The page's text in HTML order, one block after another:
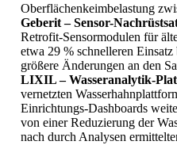
Oberflächenkeimbelastung
Geberit – Sensor-
Retrofit-Sensormodulen für
etwa 29 % schnelleren
größere Änderungen an den
LIXIL – Wasseranalytik-
vernetzten
Einrichtungs-Dashboards
von einer Reduzierung der
nach durch Analysen